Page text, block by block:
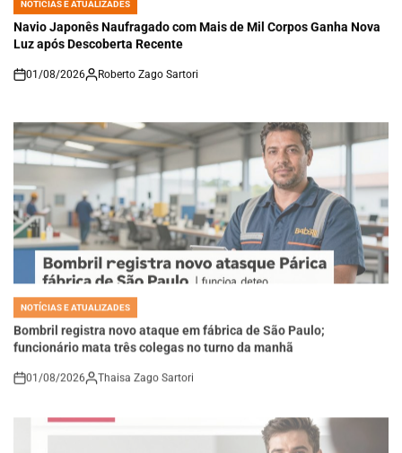
POSTED
Navio Japonês Naufragado com Mais de Mil Corpos Ganha Nova
Luz após Descoberta Recente
on
01/08/2026 Roberto Zago Sartori
NOTÍCIAS E ATUALIZADES
Bombril registra novo ataque em fábrica de São Paulo;
funcionário mata três colegas no turno da manhã
01/08/2026 Thaisa Zago Sartori